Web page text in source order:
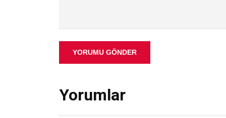
YORUMU GÖNDER
Yorumlar